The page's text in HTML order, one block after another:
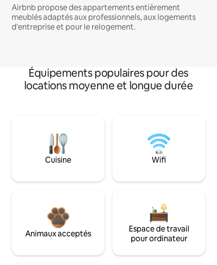
Airbnb propose des appartements entièrement
meublés adaptés aux professionnels, aux logements
d'entreprise et pour le relogement.
Équipements populaires pour des
locations moyenne et longue durée
Cuisine Wifi
Animaux acceptés
Espace de travail
pour ordinateur